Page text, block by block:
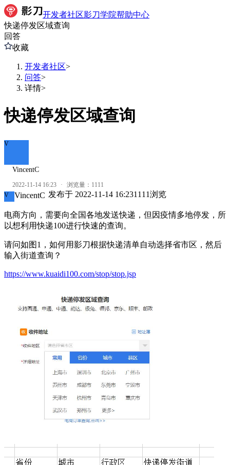
开发者社区影刀学院帮助中心
快递停发区域查询
回答
收藏
开发者社区>
问答>
详情>
快递停发区域查询
V
VincentC
2022-11-14 16:23 · 浏览量： 1111
V
VincentC 发布于 2022-11-14 16:231111浏览
电商方向，需要向全国各地发送快递，但因疫情多地停发，所
以想利用快递100进行快速的查询。
请问如图1，如何用影刀根据快递清单自动选择省市区，然后
输入街道查询？
https://www.kuaidi100.com/stop/stop.jsp